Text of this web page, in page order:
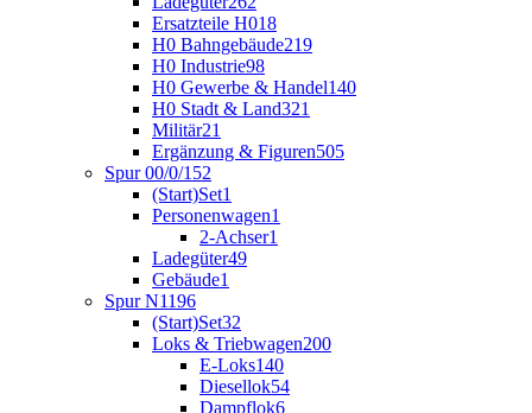
Ersatzteile H018
H0 Bahngebäude219
H0 Industrie98
H0 Gewerbe & Handel140
H0 Stadt & Land321
Militär21
Ergänzung & Figuren505
Spur 00/0/1 52
(Start)Set1
Personenwagen1
2-Achser1
Ladegüter49
Gebäude1
Spur N1196
(Start)Set32
Loks & Triebwagen200
E-Loks140
Diesellok54
Dampflok6